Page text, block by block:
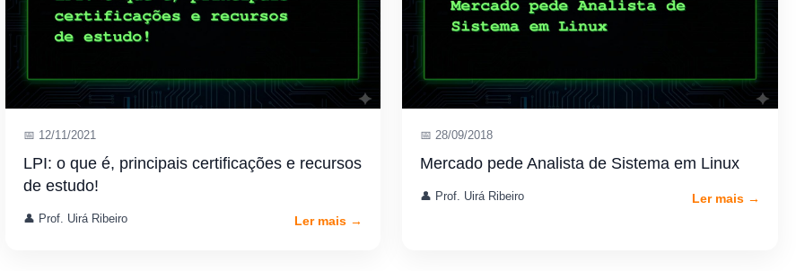
📅 12/11/2021
LPI: o que é, principais certificações e recursos
de estudo!
👤 Prof. Uirá Ribeiro Ler mais →
📅 28/09/2018
Mercado pede Analista de Sistema em Linux
👤 Prof. Uirá Ribeiro Ler mais →